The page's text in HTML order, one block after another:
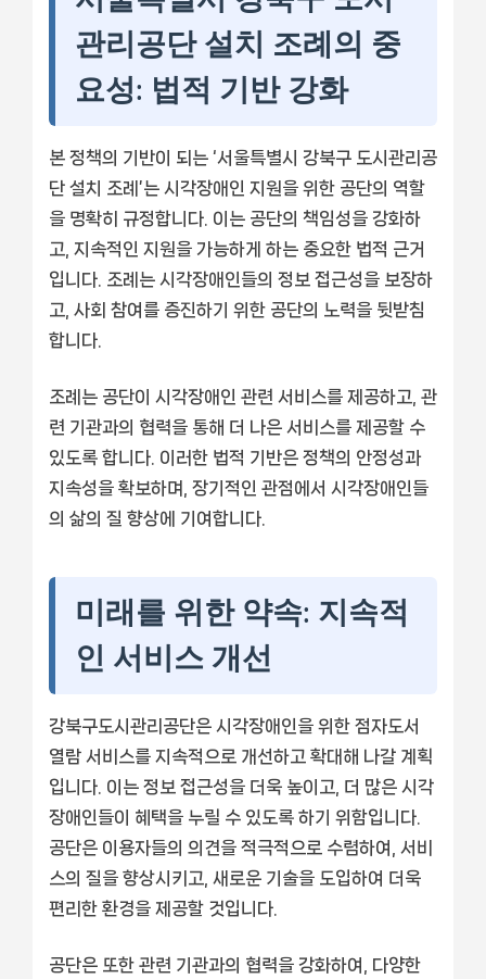
관리공단 설치 조례의 중
요성: 법적 기반 강화
본 정책의 기반이 되는 ‘서울특별시 강북구 도시관리공
단 설치 조례’는 시각장애인 지원을 위한 공단의 역할
을 명확히 규정합니다. 이는 공단의 책임성을 강화하
고, 지속적인 지원을 가능하게 하는 중요한 법적 근거
입니다. 조례는 시각장애인들의 정보 접근성을 보장하
고, 사회 참여를 증진하기 위한 공단의 노력을 뒷받침
합니다.
조례는 공단이 시각장애인 관련 서비스를 제공하고, 관
련 기관과의 협력을 통해 더 나은 서비스를 제공할 수
있도록 합니다. 이러한 법적 기반은 정책의 안정성과
지속성을 확보하며, 장기적인 관점에서 시각장애인들
의 삶의 질 향상에 기여합니다.
미래를 위한 약속: 지속적
인 서비스 개선
강북구도시관리공단은 시각장애인을 위한 점자도서
열람 서비스를 지속적으로 개선하고 확대해 나갈 계획
입니다. 이는 정보 접근성을 더욱 높이고, 더 많은 시각
장애인들이 혜택을 누릴 수 있도록 하기 위함입니다.
공단은 이용자들의 의견을 적극적으로 수렴하여, 서비
스의 질을 향상시키고, 새로운 기술을 도입하여 더욱
편리한 환경을 제공할 것입니다.
공단은 또한 관련 기관과의 협력을 강화하여, 다양한